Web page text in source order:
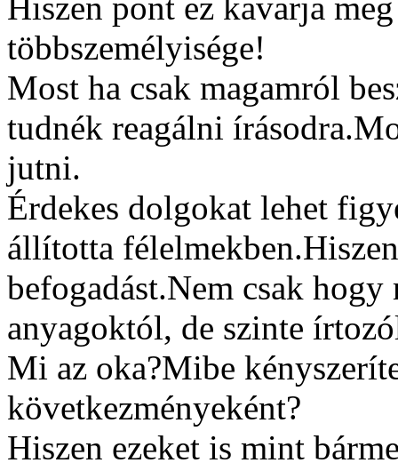
Hiszen pont ez kavarja
többszemélyisége!
Most ha csak magamról
tudnék reagálni
jutni.
Érdekes dolgokat lehet
állította
befogadást.Nem csak
anyagoktól, de szinte
Mi az oka?Mibe
következményeként?
Hiszen ezeket is mint